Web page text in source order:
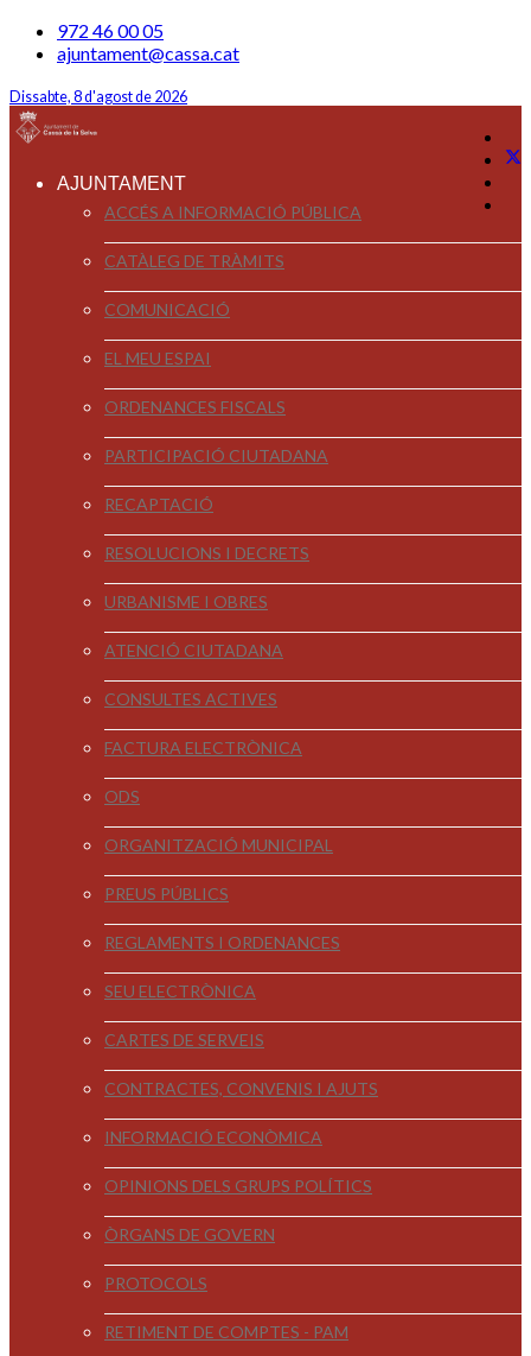
972 46 00 05
ajuntament@cassa.cat
Dissabte, 8 d'agost de 2026
AJUNTAMENT
ACCÉS A INFORMACIÓ PÚBLICA
CATÀLEG DE TRÀMITS
COMUNICACIÓ
EL MEU ESPAI
ORDENANCES FISCALS
PARTICIPACIÓ CIUTADANA
RECAPTACIÓ
RESOLUCIONS I DECRETS
URBANISME I OBRES
ATENCIÓ CIUTADANA
CONSULTES ACTIVES
FACTURA ELECTRÒNICA
ODS
ORGANITZACIÓ MUNICIPAL
PREUS PÚBLICS
REGLAMENTS I ORDENANCES
SEU ELECTRÒNICA
CARTES DE SERVEIS
CONTRACTES, CONVENIS I AJUTS
INFORMACIÓ ECONÒMICA
OPINIONS DELS GRUPS POLÍTICS
ÒRGANS DE GOVERN
PROTOCOLS
RETIMENT DE COMPTES - PAM